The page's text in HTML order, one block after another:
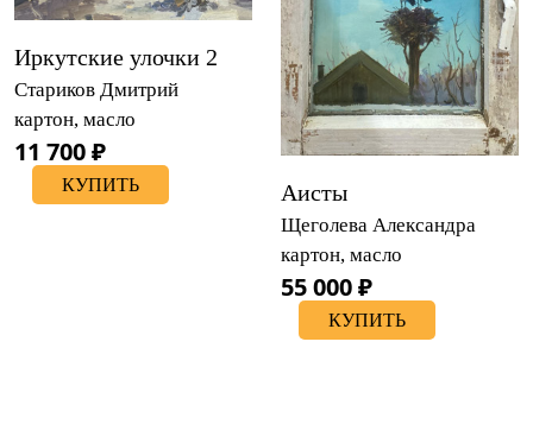
Иркутские улочки 2
Стариков Дмитрий
картон, масло
11 700 ₽
КУПИТЬ Аисты
Щеголева Александра
картон, масло
55 000 ₽
КУПИТЬ